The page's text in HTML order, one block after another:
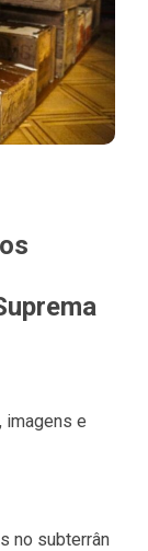
imagens e
no subterrân